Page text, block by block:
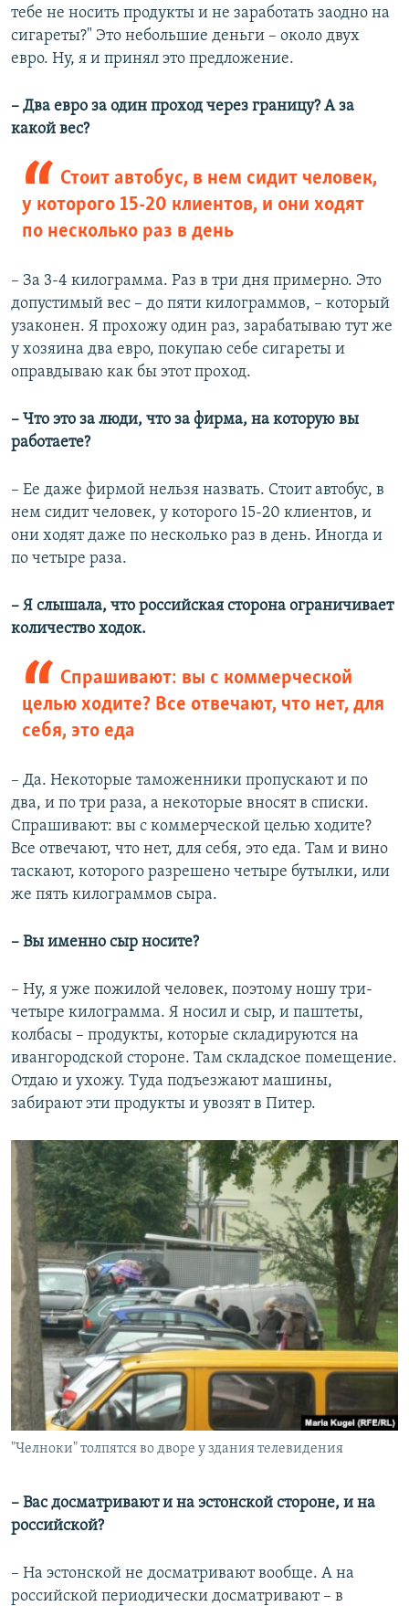
тебе не носить продукты и не заработать заодно на
сигареты?" Это небольшие деньги – около двух
евро. Ну, я и принял это предложение.
– Два евро за один проход через границу? А за
какой вес?
Стоит автобус, в нем сидит человек,
у которого 15-20 клиентов, и они ходят
по несколько раз в день
– За 3-4 килограмма. Раз в три дня примерно. Это
допустимый вес – до пяти килограммов, – который
узаконен. Я прохожу один раз, зарабатываю тут же
у хозяина два евро, покупаю себе сигареты и
оправдываю как бы этот проход.
– Что это за люди, что за фирма, на которую вы
работаете?
– Ее даже фирмой нельзя назвать. Стоит автобус, в
нем сидит человек, у которого 15-20 клиентов, и
они ходят даже по несколько раз в день. Иногда и
по четыре раза.
– Я слышала, что российская сторона ограничивает
количество ходок.
Спрашивают: вы с коммерческой
целью ходите? Все отвечают, что нет, для
себя, это еда
– Да. Некоторые таможенники пропускают и по
два, и по три раза, а некоторые вносят в списки.
Спрашивают: вы с коммерческой целью ходите?
Все отвечают, что нет, для себя, это еда. Там и вино
таскают, которого разрешено четыре бутылки, или
же пять килограммов сыра.
– Вы именно сыр носите?
– Ну, я уже пожилой человек, поэтому ношу три-
четыре килограмма. Я носил и сыр, и паштеты,
колбасы – продукты, которые складируются на
ивангородской стороне. Там складское помещение.
Отдаю и ухожу. Туда подъезжают машины,
забирают эти продукты и увозят в Питер.
"Челноки" толпятся во дворе у здания телевидения
– Вас досматривают и на эстонской стороне, и на
российской?
– На эстонской не досматривают вообще. А на
российской периодически досматривают – в